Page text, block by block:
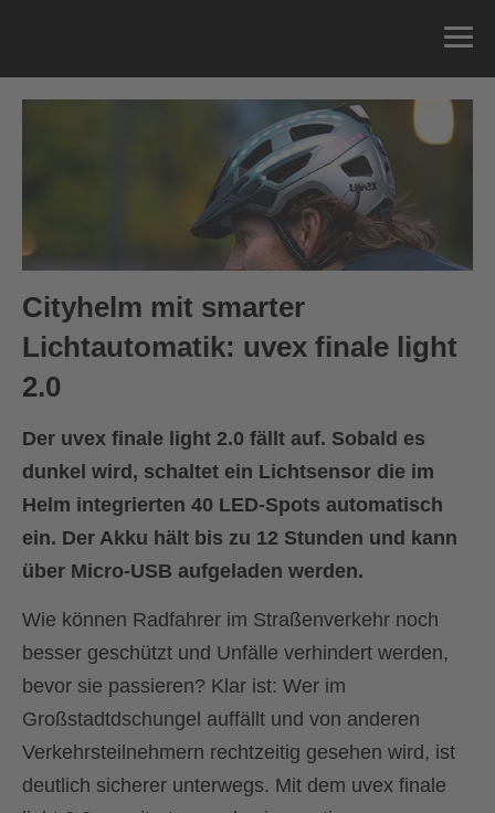
Cityhelm mit smarter
Lichtautomatik: uvex finale light
2.0
Der uvex finale light 2.0 fällt auf. Sobald es
dunkel wird, schaltet ein Lichtsensor die im
Helm integrierten 40 LED-Spots automatisch
ein. Der Akku hält bis zu 12 Stunden und kann
über Micro-USB aufgeladen werden.
Wie können Radfahrer im Straßenverkehr noch
besser geschützt und Unfälle verhindert werden,
bevor sie passieren? Klar ist: Wer im
Großstadtdschungel auffällt und von anderen
Verkehrsteilnehmern rechtzeitig gesehen wird, ist
deutlich sicherer unterwegs. Mit dem uvex finale